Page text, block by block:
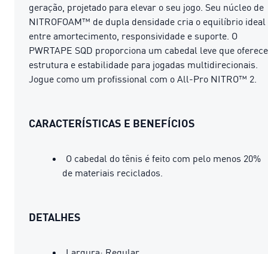
geração, projetado para elevar o seu jogo. Seu núcleo de
NITROFOAM™ de dupla densidade cria o equilíbrio ideal
entre amortecimento, responsividade e suporte. O
PWRTAPE SQD proporciona um cabedal leve que oferece
estrutura e estabilidade para jogadas multidirecionais.
Jogue como um profissional com o All-Pro NITRO™ 2.
CARACTERÍSTICAS E BENEFÍCIOS
O cabedal do tênis é feito com pelo menos 20%
de materiais reciclados.
DETALHES